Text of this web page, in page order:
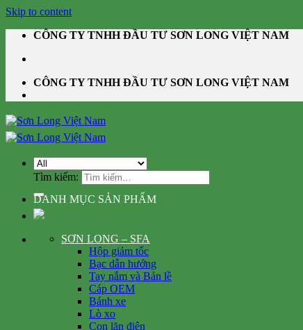
Skip to content
CÔNG TY TNHH ĐẦU TƯ SƠN LONG VIỆT NAM
CÔNG TY TNHH ĐẦU TƯ SƠN LONG VIỆT NAM
Tìm kiếm:
DANH MỤC SẢN PHẨM
SƠN LONG – SFA
Hộp giảm tốc
Bạc dẫn hướng
Tay nắm và Bản lề
Cáp OEM
Bánh xe
Lò xo
Con lăn điện